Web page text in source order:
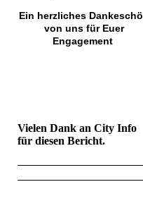
Ein herzliches
von uns für Euer
Engagement
Vielen Dank an City Info
für diesen Bericht.